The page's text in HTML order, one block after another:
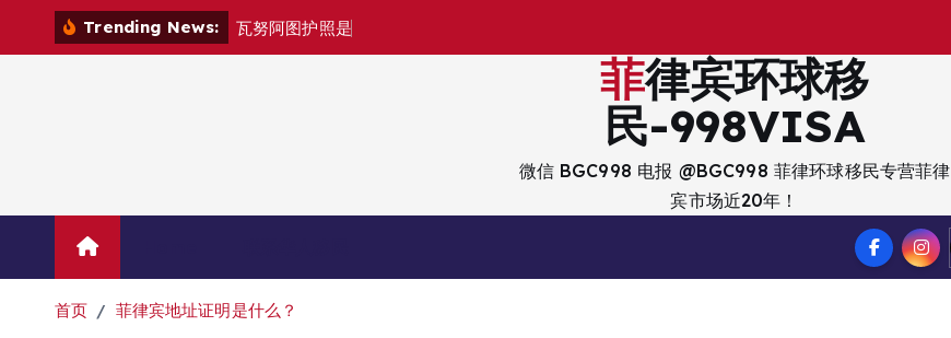
Trending News: 瓦努阿图护照是
菲律宾环球移
民-998VISA
微信 BGC998 电报 @BGC998 菲律环球移民专营菲律
宾市场近20年！
首页 菲律宾地址证明是什么？